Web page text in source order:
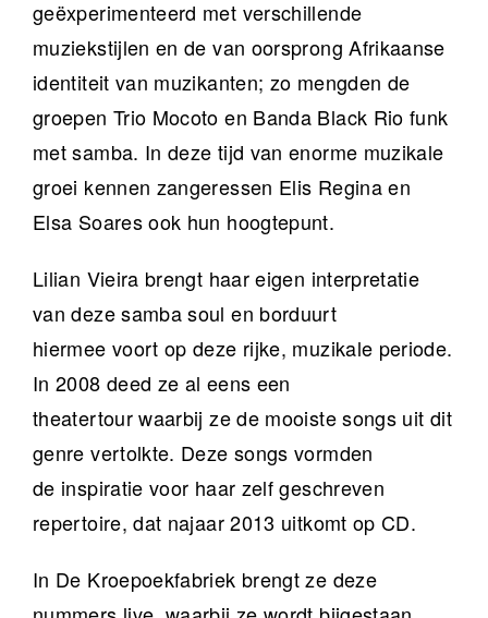
geëxperimenteerd met verschillende
muziekstijlen en de van oorsprong Afrikaanse
identiteit van muzikanten; zo mengden de
groepen Trio Mocoto en Banda Black Rio funk
met samba. In deze tijd van enorme muzikale
groei kennen zangeressen Elis Regina en
Elsa Soares ook hun hoogtepunt.
Lilian Vieira brengt haar eigen interpretatie
van deze samba soul en borduurt
hiermee voort op deze rijke, muzikale periode.
In 2008 deed ze al eens een
theatertour waarbij ze de mooiste songs uit dit
genre vertolkte. Deze songs vormden
de inspiratie voor haar zelf geschreven
repertoire, dat najaar 2013 uitkomt op CD.
In De Kroepoekfabriek brengt ze deze